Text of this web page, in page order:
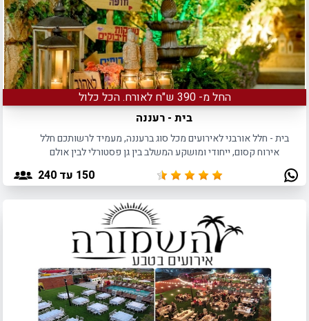
החל מ- 390 ש"ח לאורח. הכל כלול
בית - רעננה
בית - חלל אורבני לאירועים מכל סוג ברעננה, מעמיד לרשותכם חלל
אירוח קסום, ייחודי ומושקע המשלב בין גן פסטורלי לבין אולם
150 עד 240